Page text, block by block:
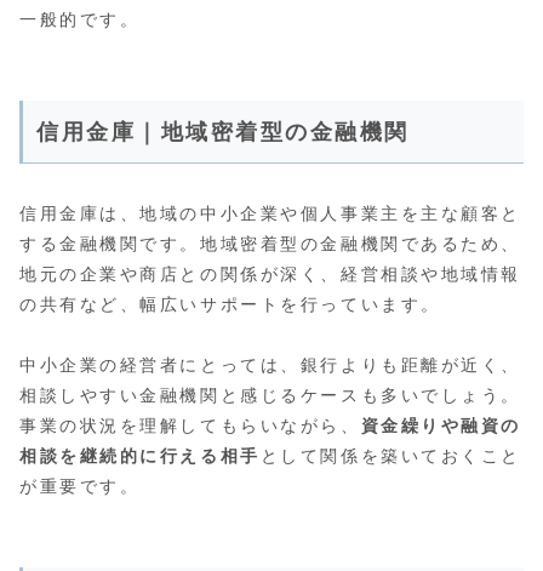
一般的です。
信用金庫｜地域密着型の金融機関
信用金庫は、地域の中小企業や個人事業主を主な顧客と
する金融機関です。地域密着型の金融機関であるため、
地元の企業や商店との関係が深く、経営相談や地域情報
の共有など、幅広いサポートを行っています。
中小企業の経営者にとっては、銀行よりも距離が近く、
相談しやすい金融機関と感じるケースも多いでしょう。
事業の状況を理解してもらいながら、 資金繰りや融資の
相談を継続的に行える相手 として関係を築いておくこと
が重要です。